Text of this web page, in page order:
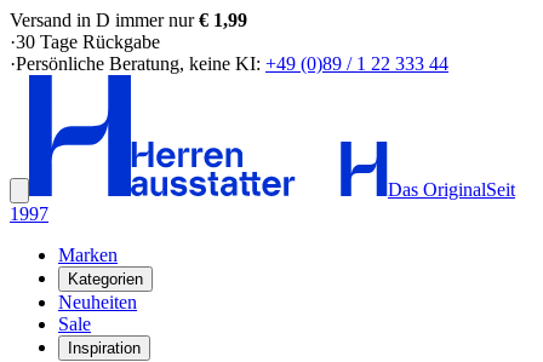
Versand in D immer nur € 1,99
·30 Tage Rückgabe
·Persönliche Beratung, keine KI: +49 (0)89 / 1 22 333 44
Das OriginalSeit
1997
Marken
Kategorien
Neuheiten
Sale
Inspiration